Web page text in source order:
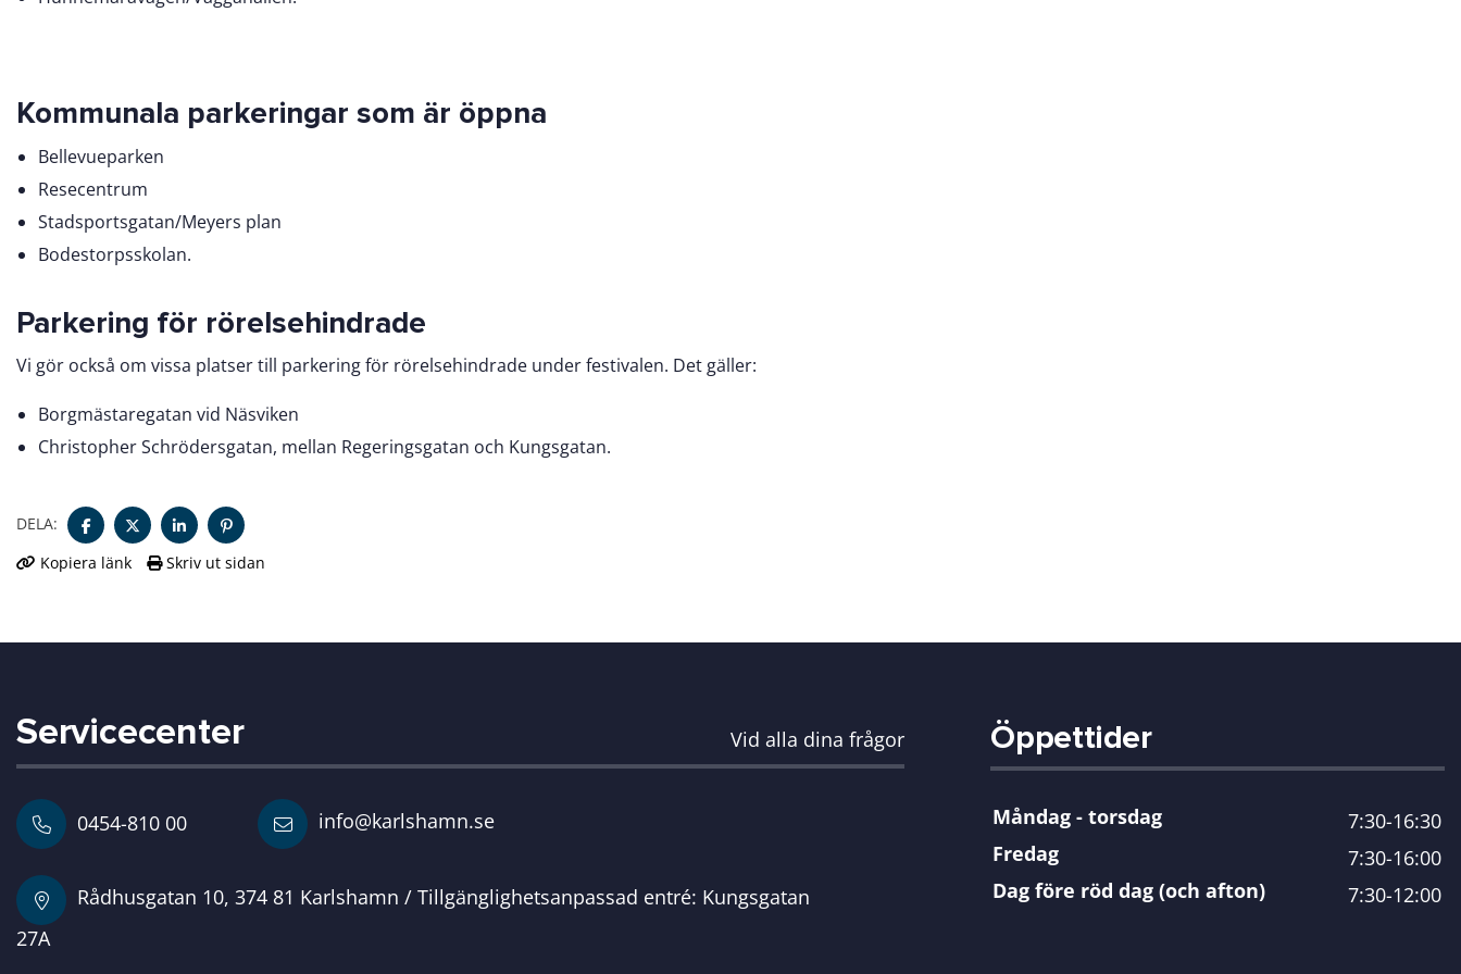
Kommunala parkeringar som är öppna
Bellevueparken
Resecentrum
Stadsportsgatan/Meyers plan
Bodestorpsskolan.
Parkering för rörelsehindrade
Vi gör också om vissa platser till parkering för rörelsehindrade under festivalen. Det gäller:
Borgmästaregatan vid Näsviken
Christopher Schrödersgatan, mellan Regeringsgatan och Kungsgatan.
DELA:
Kopiera länk
Skriv ut sidan
Servicecenter Vid alla dina frågor
0454-810 00 info@karlshamn.se
Rådhusgatan 10, 374 81 Karlshamn / Tillgänglighetsanpassad entré: Kungsgatan
27A
Öppettider
Måndag - torsdag
7:30-16:30
Fredag
7:30-16:00
Dag före röd dag (och afton)
7:30-12:00